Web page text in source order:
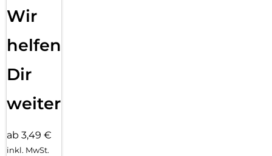
Wir
helfen
Dir
weiter
ab 3,49 €
inkl. MwSt.